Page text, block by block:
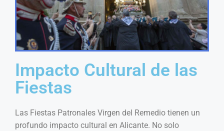
Impacto Cultural de las
Fiestas
Las Fiestas Patronales Virgen del Remedio tienen un
profundo impacto cultural en Alicante. No solo